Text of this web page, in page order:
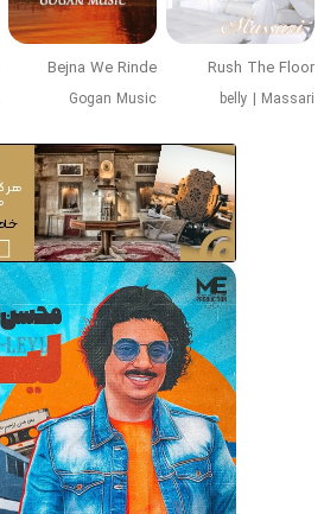
Rush The Floor
belly | Massari
Bejna We Rinde
Gogan Music